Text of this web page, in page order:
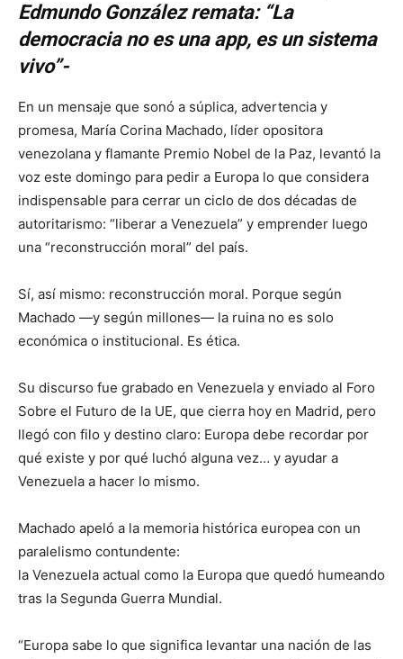
Edmundo González remata: “La
democracia no es una app, es un sistema
vivo”-
En un mensaje que sonó a súplica, advertencia y
promesa, María Corina Machado, líder opositora
venezolana y flamante Premio Nobel de la Paz, levantó la
voz este domingo para pedir a Europa lo que considera
indispensable para cerrar un ciclo de dos décadas de
autoritarismo: “liberar a Venezuela” y emprender luego
una “reconstrucción moral” del país.
Sí, así mismo: reconstrucción moral. Porque según
Machado —y según millones— la ruina no es solo
económica o institucional. Es ética.
Su discurso fue grabado en Venezuela y enviado al Foro
Sobre el Futuro de la UE, que cierra hoy en Madrid, pero
llegó con filo y destino claro: Europa debe recordar por
qué existe y por qué luchó alguna vez… y ayudar a
Venezuela a hacer lo mismo.
Machado apeló a la memoria histórica europea con un
paralelismo contundente:
la Venezuela actual como la Europa que quedó humeando
tras la Segunda Guerra Mundial.
“Europa sabe lo que significa levantar una nación de las